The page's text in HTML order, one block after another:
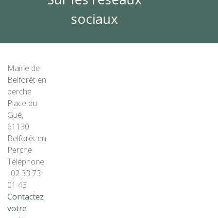
sociaux
Mairie de
Belforêt en
perche
Place du
Gué,
61130
Belforêt en
Perche
Téléphone
: 02 33 73
01 43
Contactez
votre